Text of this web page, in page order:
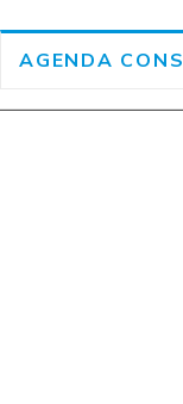
AGENDA